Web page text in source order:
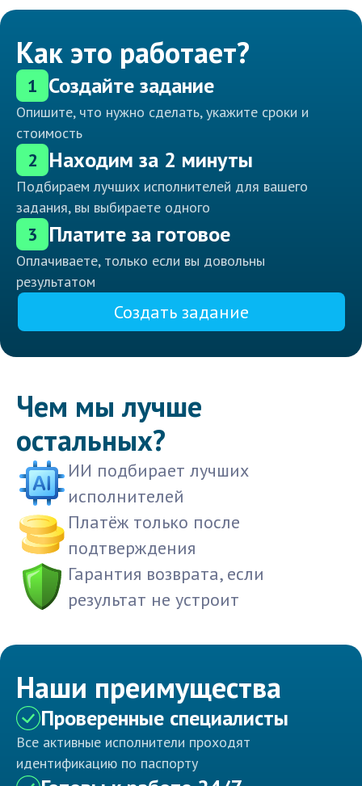
Как это работает?
1 Создайте задание
Опишите, что нужно сделать, укажите сроки и
стоимость
2 Находим за 2 минуты
Подбираем лучших исполнителей для вашего
задания, вы выбираете одного
3 Платите за готовое
Оплачиваете, только если вы довольны
результатом
Создать задание
Чем мы лучше
остальных?
ИИ подбирает лучших
исполнителей
Платёж только после
подтверждения
Гарантия возврата, если
результат не устроит
Наши преимущества
Проверенные специалисты
Все активные исполнители проходят
идентификацию по паспорту